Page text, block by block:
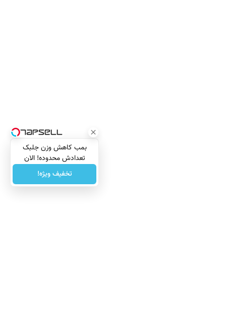
بمب کاهش وزن جلبک
تعدادش محدوده! الان
سفارش بده
تخفیف ویژه!